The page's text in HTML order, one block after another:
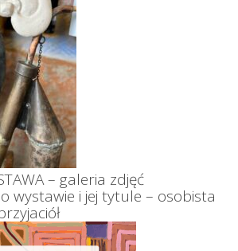
– galeria zdjęć
wystawie i jej tytule – osobista